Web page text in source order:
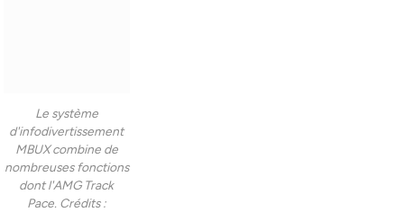
Le système
d'infodivertissement
MBUX combine de
nombreuses fonctions
dont l'AMG Track
Pace. Crédits :